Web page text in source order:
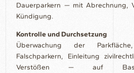
Dauerparkern — mit Abrechnung,
Kündigung.
Kontrolle und Durchsetzung
Überwachung der
Falschparkern, Einleitung
Verstößen — auf Basis